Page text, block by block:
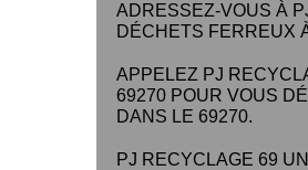
ADRESSEZ-VOUS À
DÉCHETS FERREUX
APPELEZ PJ
69270 POUR VOUS
DANS LE 69270.
PJ RECYCLAGE 69